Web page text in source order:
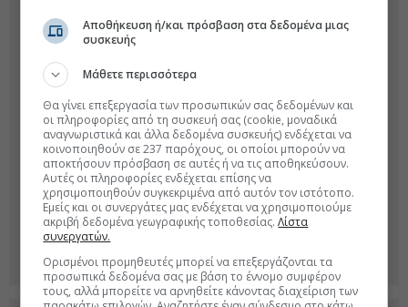
Αποθήκευση ή/και πρόσβαση στα δεδομένα μιας
συσκευής
Μάθετε περισσότερα
Θα γίνει επεξεργασία των προσωπικών σας δεδομένων και
οι πληροφορίες από τη συσκευή σας (cookie, μοναδικά
αναγνωριστικά και άλλα δεδομένα συσκευής) ενδέχεται να
κοινοποιηθούν σε 237 παρόχους, οι οποίοι μπορούν να
αποκτήσουν πρόσβαση σε αυτές ή να τις αποθηκεύσουν.
Αυτές οι πληροφορίες ενδέχεται επίσης να
χρησιμοποιηθούν συγκεκριμένα από αυτόν τον ιστότοπο.
Εμείς και οι συνεργάτες μας ενδέχεται να χρησιμοποιούμε
ακριβή δεδομένα γεωγραφικής τοποθεσίας.Λίστα
συνεργατών.
Ορισμένοι προμηθευτές μπορεί να επεξεργάζονται τα
προσωπικά δεδομένα σας με βάση το έννομο συμφέρον
τους, αλλά μπορείτε να αρνηθείτε κάνοντας διαχείριση των